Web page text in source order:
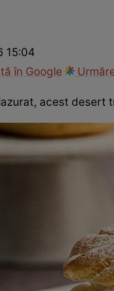
15:04
în Google
acest desert